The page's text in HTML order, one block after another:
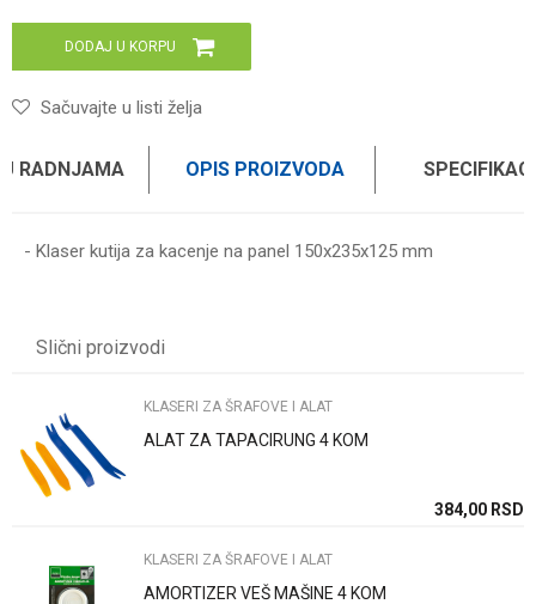
DODAJ U KORPU
Sačuvajte u listi želja
RADNJAMA OPIS PROIZVODA
- Klaser kutija za kacenje na panel 150x235x125 mm
Poruka
Slični proizvodi
KLASERI ZA ŠRAFOVE I ALAT
ALAT ZA TAPACIRUNG 4 KOM
384,00 RSD
KLASERI ZA ŠRAFOVE I ALAT
AMORTIZER VEŠ MAŠINE 4 KOM